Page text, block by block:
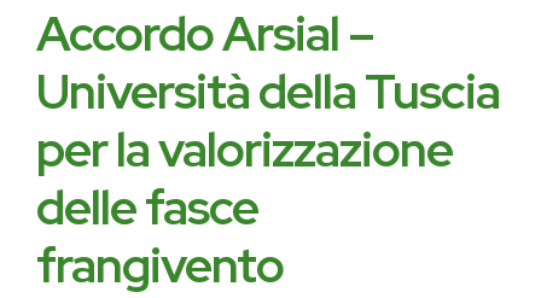
Accordo Arsial –
Università della Tuscia
per la valorizzazione
delle fasce
frangivento